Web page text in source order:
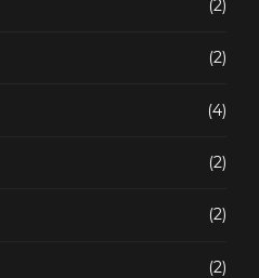
(2)
(2)
(4)
(2)
(2)
(2)